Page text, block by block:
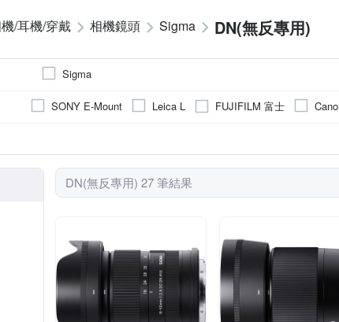
/耳機/穿戴 相機鏡頭 Sigma DN(無反專用)
Sigma
SONY E-Mount Leica L FUJIFILM 富士
DN(無反專用) 27 筆結果